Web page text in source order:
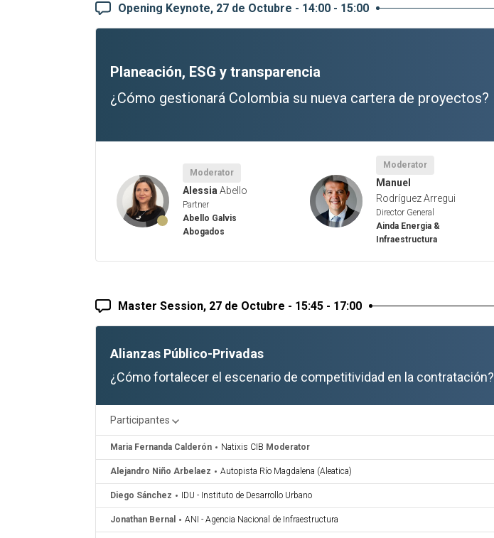
Opening Keynote, 27 de Octubre - 14:00 - 15:00
Planeación, ESG y transparencia
¿Cómo gestionará Colombia su nueva cartera de proyectos?
Moderator
Alessia Abello
Partner
Abello Galvis
Abogados
Moderator
Manuel
Rodríguez Arregui
Director General
Ainda Energia &
Infraestructura
Master Session, 27 de Octubre - 15:45 - 17:00
Alianzas Público-Privadas
¿Cómo fortalecer el escenario de competitividad en la contratación?
Participantes
Maria Fernanda Calderón Natixis CIB Moderator
Alejandro Niño Arbelaez Autopista Río Magdalena (Aleatica)
Diego Sánchez IDU - Instituto de Desarrollo Urbano
Jonathan Bernal ANI - Agencia Nacional de Infraestructura